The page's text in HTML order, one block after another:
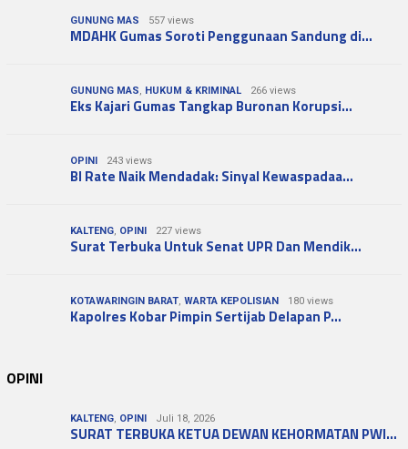
GUNUNG MAS 557 views
MDAHK Gumas Soroti Penggunaan Sandung di…
GUNUNG MAS, HUKUM & KRIMINAL 266 views
Eks Kajari Gumas Tangkap Buronan Korupsi…
OPINI 243 views
BI Rate Naik Mendadak: Sinyal Kewaspadaa…
KALTENG, OPINI 227 views
Surat Terbuka Untuk Senat UPR Dan Mendik…
KOTAWARINGIN BARAT, WARTA KEPOLISIAN 180 views
Kapolres Kobar Pimpin Sertijab Delapan P…
OPINI
KALTENG, OPINI Juli 18, 2026
SURAT TERBUKA KETUA DEWAN KEHORMATAN PWI…